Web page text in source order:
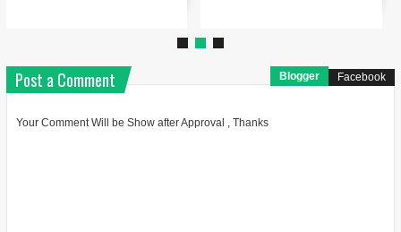
Post a Comment Blogger Facebook
Your Comment Will be Show after Approval , Thanks